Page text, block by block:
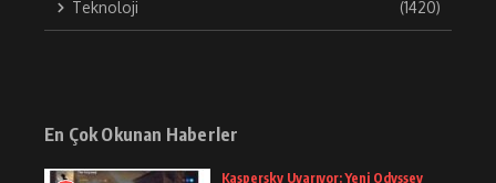
Teknoloji (1420)
En Çok Okunan Haberler
Kaspersky Uyarıyor: Yeni Odyssey